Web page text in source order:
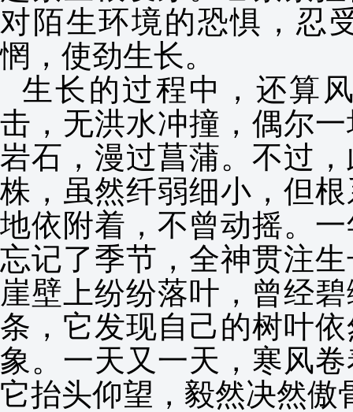
对陌生环境的恐惧，忍
惘，使劲生长。
生长的过程中，还算
击，无洪水冲撞，偶尔
岩石，漫过菖蒲。不过
株，虽然纤弱细小，但
地依附着，不曾动摇。
忘记了季节，全神贯注
崖壁上纷纷落叶，曾经
条，它发现自己的树叶
象。一天又一天，寒风
它抬头仰望，毅然决然傲